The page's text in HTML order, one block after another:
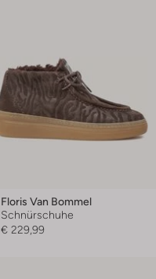
Floris Van Bommel
Schnürschuhe
€ 229,99